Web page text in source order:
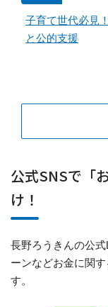
子育て世代必見
と公的支援
公式SNSで「
け！
長野ろうきんの公
ーンなどお金に関
す。